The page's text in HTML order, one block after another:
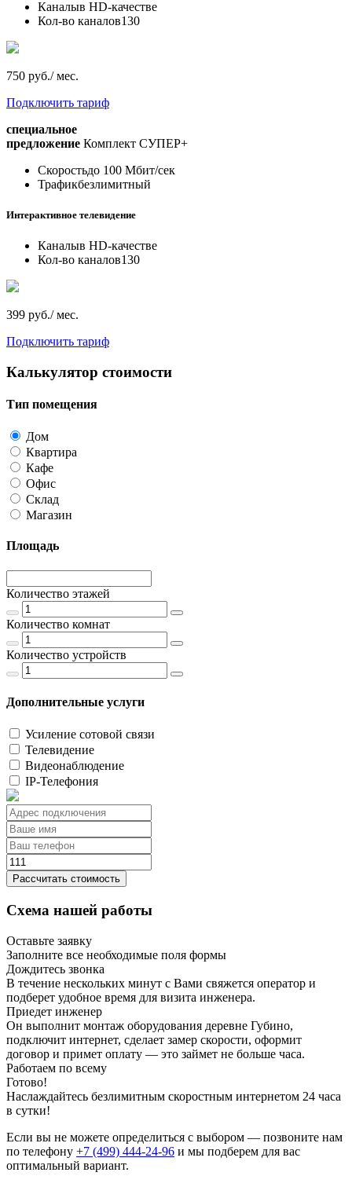
Каналыв HD-качестве
Кол-во каналов130
750 руб./ мес.
Подключить тариф
специальное
предложение Комплект СУПЕР+
Скоростьдо 100 Мбит/сек
Трафикбезлимитный
Интерактивное телевидение
Каналыв HD-качестве
Кол-во каналов130
399 руб./ мес.
Подключить тариф
Калькулятор стоимости
Тип помещения
Дом
Квартира
Кафе
Офис
Склад
Магазин
Площадь
Количество этажей
Количество комнат
Количество устройств
Дополнительные услуги
Усиление сотовой связи
Телевидение
Видеонаблюдение
IP-Телефония
Рассчитать стоимость
Схема нашей работы
Оставьте заявку
Заполните все необходимые поля формы
Дождитесь звонка
В течение нескольких минут с Вами свяжется оператор и
подберет удобное время для визита инженера.
Приедет инженер
Он выполнит монтаж оборудования деревне Губино,
подключит интернет, сделает замер скорости, оформит
договор и примет оплату — это займет не больше часа.
Работаем по всему
Готово!
Наслаждайтесь безлимитным скоростным интернетом 24 часа
в сутки!
Если вы не можете определиться с выбором — позвоните нам
по телефону +7 (499) 444-24-96 и мы подберем для вас
оптимальный вариант.